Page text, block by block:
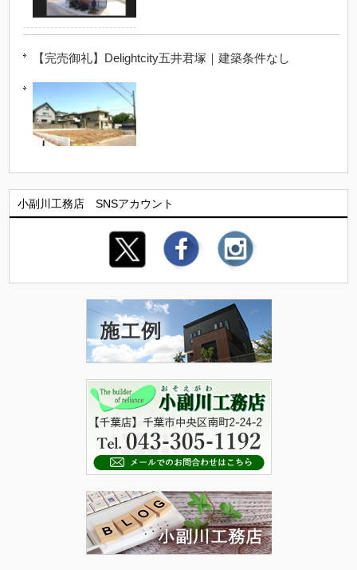
【完売御礼】Delightcity五井君塚｜建築条件なし
小副川工務店 SNSアカウント